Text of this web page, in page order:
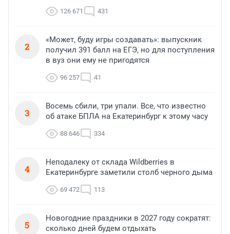
126 671 431
2
«Может, буду игры создавать»: выпускник
получил 391 балл на ЕГЭ, но для поступления
в вуз они ему не пригодятся
96 257 41
3
Восемь сбили, три упали. Все, что известно
об атаке БПЛА на Екатеринбург к этому часу
88 646 334
4
Неподалеку от склада Wildberries в
Екатеринбурге заметили столб черного дыма
69 472 113
5
Новогодние праздники в 2027 году сократят:
сколько дней будем отдыхать